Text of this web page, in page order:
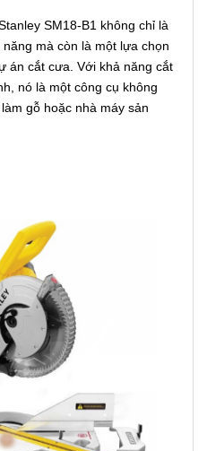
SM18-B1 không chỉ là
mà còn là một lựa chọn
án cắt cưa. Với khả năng cắt
nó là một công cụ không
gỗ hoặc nhà máy sản